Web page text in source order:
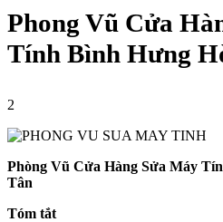
Phong Vũ Cửa
Tính Bình Hưng
2
Phòng Vũ Cửa Hàng Sửa Máy
Tân
Tóm tắt